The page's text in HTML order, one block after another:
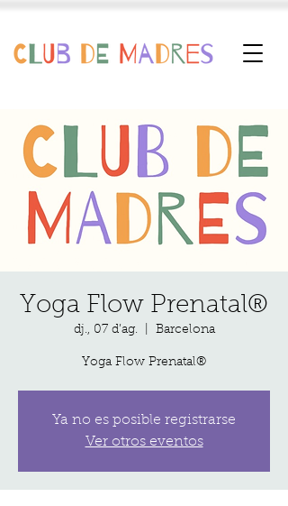
Yoga Flow Prenatal®
dj., 07 d’ag. Barcelona
Yoga Flow Prenatal®
Ya no es posible registrarse
Ver otros eventos